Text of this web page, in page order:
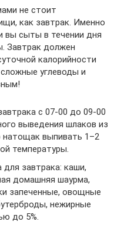
не стоит
как завтрак. Именно
вы сыты в течении дня
Завтрак должен
калорийности
углеводы и
с 07-00 до 09-00
выведения шлаков из
натощак выпивать 1–2
температуры.
завтрака: каши,
домашняя шаурма,
запеченные, овощные
нежирные
до 5%.